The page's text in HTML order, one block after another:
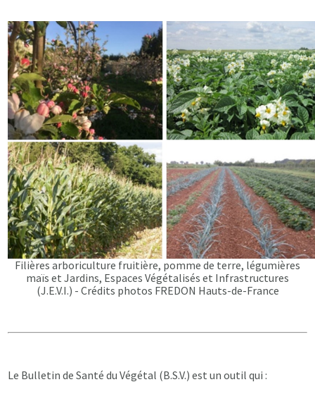
Filières arboriculture fruitière, pomme de terre, légumières
maïs et Jardins, Espaces Végétalisés et Infrastructures
(J.E.V.I.) - Crédits photos FREDON Hauts-de-France
Le Bulletin de Santé du Végétal (B.S.V.) est un outil qui :